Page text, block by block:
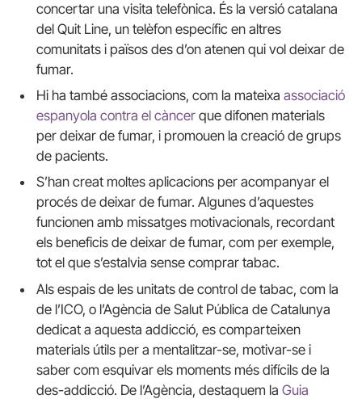
concertar una visita telefònica. És la versió catalana
del Quit Line, un telèfon específic en altres
comunitats i països des d’on atenen qui vol deixar de
fumar.
Hi ha també associacions, com la mateixa associació
espanyola contra el càncer que difonen materials
per deixar de fumar, i promouen la creació de grups
de pacients.
S’han creat moltes aplicacions per acompanyar el
procés de deixar de fumar. Algunes d’aquestes
funcionen amb missatges motivacionals, recordant
els beneficis de deixar de fumar, com per exemple,
tot el que s’estalvia sense comprar tabac.
Als espais de les unitats de control de tabac, com la
de l’ICO, o l’Agència de Salut Pública de Catalunya
dedicat a aquesta addicció, es comparteixen
materials útils per a mentalitzar-se, motivar-se i
saber com esquivar els moments més difícils de la
des-addicció. De l’Agència, destaquem la Guia